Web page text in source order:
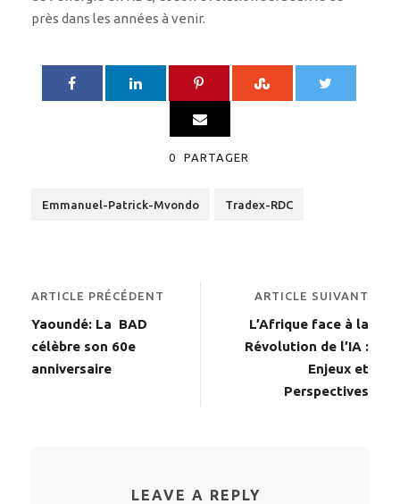
près dans les années à venir.
0 PARTAGER
Emmanuel-Patrick-Mvondo Tradex-RDC
ARTICLE PRÉCÉDENT
Yaoundé: La BAD
célèbre son 60e
anniversaire
ARTICLE SUIVANT
L’Afrique face à la
Révolution de l’IA :
Enjeux et
Perspectives
LEAVE A REPLY